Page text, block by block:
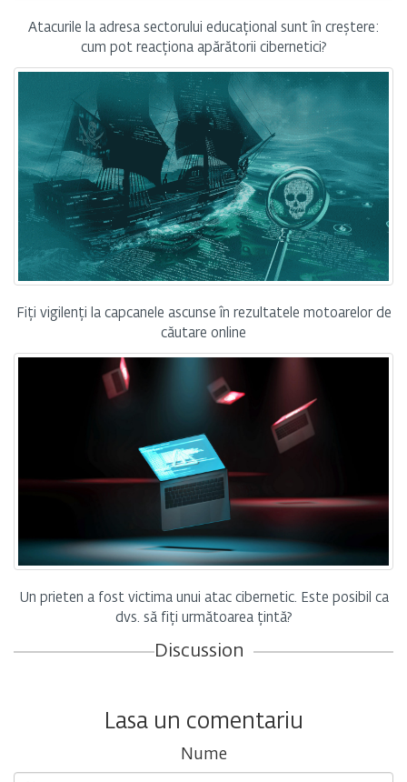
Atacurile la adresa sectorului educațional sunt în creștere:
cum pot reacționa apărătorii cibernetici?
Fiți vigilenți la capcanele ascunse în rezultatele motoarelor de
căutare online
Un prieten a fost victima unui atac cibernetic. Este posibil ca
dvs. să fiți următoarea țintă?
Discussion
Lasa un comentariu
Nume